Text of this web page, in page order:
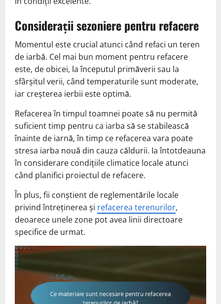
Considerații sezoniere pentru refacere
Momentul este crucial atunci când refaci un teren
de iarbă. Cel mai bun moment pentru refacere
este, de obicei, la începutul primăverii sau la
sfârșitul verii, când temperaturile sunt moderate,
iar creșterea ierbii este optimă.
Refacerea în timpul toamnei poate să nu permită
suficient timp pentru ca iarba să se stabilească
înainte de iarnă, în timp ce refacerea vara poate
stresa iarba nouă din cauza căldurii. Ia întotdeauna
în considerare condițiile climatice locale atunci
când planifici proiectul de refacere.
În plus, fii conștient de reglementările locale
privind întreținerea și refacerea terenurilor,
deoarece unele zone pot avea linii directoare
specifice de urmat.